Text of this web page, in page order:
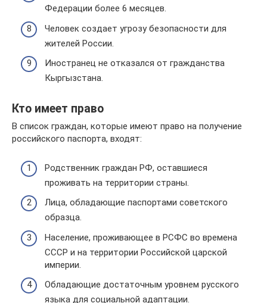
Федерации более 6 месяцев.
Человек создает угрозу безопасности для
жителей России.
Иностранец не отказался от гражданства
Кыргызстана.
Кто имеет право
В список граждан, которые имеют право на получение
российского паспорта, входят:
Родственник граждан РФ, оставшиеся
проживать на территории страны.
Лица, обладающие паспортами советского
образца.
Население, проживающее в РСФС во времена
СССР и на территории Российской царской
империи.
Обладающие достаточным уровнем русского
языка для социальной адаптации.